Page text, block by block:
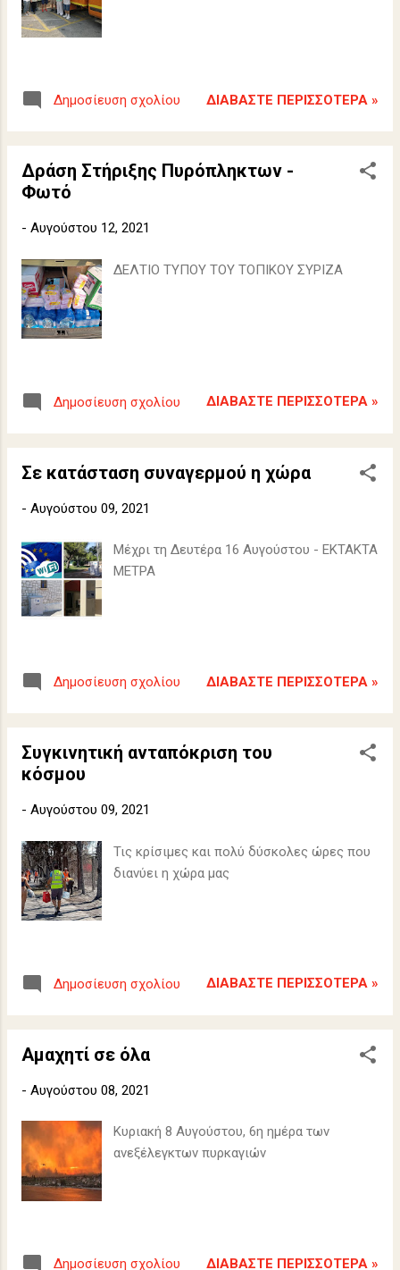
Δημοσίευση σχολίου ΔΙΑΒΆΣΤΕ ΠΕΡΙΣΣΌΤΕΡΑ »
Δράση Στήριξης Πυρόπληκτων -
Φωτό
- Αυγούστου 12, 2021
ΔΕΛΤΙΟ ΤΥΠΟΥ ΤΟΥ ΤΟΠΙΚΟΥ ΣΥΡΙΖΑ
Δημοσίευση σχολίου ΔΙΑΒΆΣΤΕ ΠΕΡΙΣΣΌΤΕΡΑ »
Σε κατάσταση συναγερμού η χώρα
- Αυγούστου 09, 2021
Μέχρι τη Δευτέρα 16 Αυγούστου - ΕΚΤΑΚΤΑ
ΜΕΤΡΑ
Δημοσίευση σχολίου ΔΙΑΒΆΣΤΕ ΠΕΡΙΣΣΌΤΕΡΑ »
Συγκινητική ανταπόκριση του
κόσμου
- Αυγούστου 09, 2021
Τις κρίσιμες και πολύ δύσκολες ώρες που
διανύει η χώρα μας
Δημοσίευση σχολίου ΔΙΑΒΆΣΤΕ ΠΕΡΙΣΣΌΤΕΡΑ »
Αμαχητί σε όλα
- Αυγούστου 08, 2021
Κυριακή 8 Αυγούστου, 6η ημέρα των
ανεξέλεγκτων πυρκαγιών
Δημοσίευση σχολίου ΔΙΑΒΆΣΤΕ ΠΕΡΙΣΣΌΤΕΡΑ »